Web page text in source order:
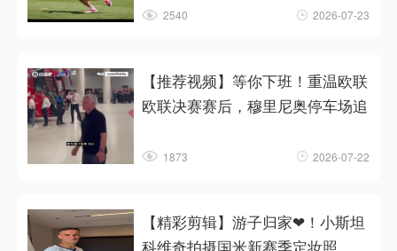
2540 2026-07-23
【推荐视频】等你下班！重温欧联
欧联决赛赛后，穆里尼奥停车场追
1873 2026-07-22
【精彩剪辑】游子归家❤！小斯坦